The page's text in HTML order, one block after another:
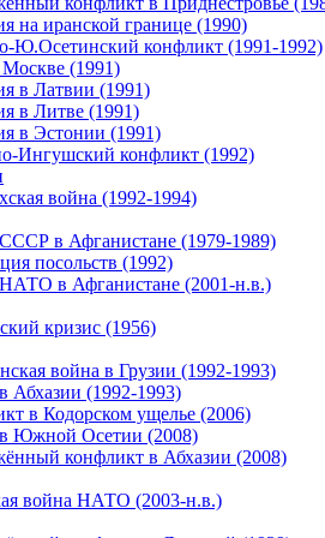
на иранской границе (1990)
Ю.Осетинский конфликт (1991-1992)
(1991)
в Латвии (1991)
в Литве (1991)
в Эстонии (1991)
Ингушский конфликт (1992)
война (1992-1994)
в Афганистане (1979-1989)
посольств (1992)
в Афганистане (2001-н.в.)
кризис (1956)
война в Грузии (1992-1993)
Абхазии (1992-1993)
в Кодорском ущелье (2006)
Южной Осетии (2008)
конфликт в Абхазии (2008)
война НАТО (2003-н.в.)